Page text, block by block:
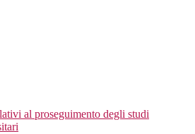
al proseguimento degli studi